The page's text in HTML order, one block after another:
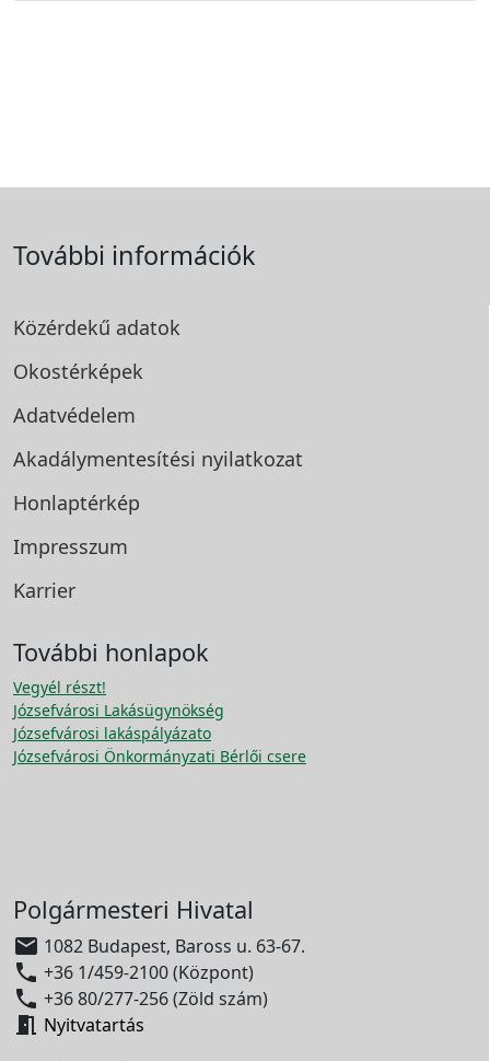
További információk
Közérdekű adatok
Okostérképek
Adatvédelem
Akadálymentesítési nyilatkozat
Honlaptérkép
Impresszum
Karrier
További honlapok
Vegyél részt!
Józsefvárosi Lakásügynökség
Józsefvárosi lakáspályázato
Józsefvárosi Önkormányzati Bérlői csere
Polgármesteri Hivatal
 1082 Budapest, Baross u. 63-67.
 +36 1/459-2100 (Központ)
 +36 80/277-256 (Zöld szám)
 Nyitvatartás